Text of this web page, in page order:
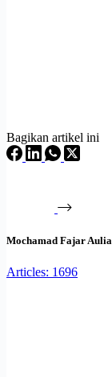
Bagikan artikel ini
Mochamad Fajar Aulia
Articles: 1696